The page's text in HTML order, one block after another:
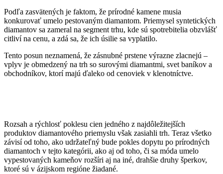
Podľa zasvätených je faktom, že prírodné kamene musia
konkurovať umelo pestovaným diamantom. Priemysel syntetických
diamantov sa zameral na segment trhu, kde sú spotrebitelia obzvlášť
citliví na cenu, a zdá sa, že ich úsilie sa vyplatilo.
Tento posun neznamená, že zásnubné prstene výrazne zlacnejú –
vplyv je obmedzený na trh so surovými diamantmi, svet baníkov a
obchodníkov, ktorí majú ďaleko od cenoviek v klenotníctve.
Rozsah a rýchlosť poklesu cien jedného z najdôležitejších
produktov diamantového priemyslu však zasiahli trh. Teraz všetko
závisí od toho, ako udržateľný bude pokles dopytu po prírodných
diamantoch v tejto kategórii, ako aj od toho, či sa móda umelo
vypestovaných kameňov rozšíri aj na iné, drahšie druhy šperkov,
ktoré sú v ázijskom regióne žiadané.